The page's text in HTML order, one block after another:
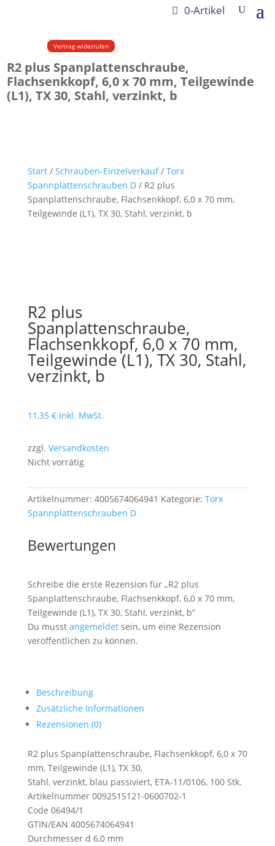
0-Artikel
Vertrag widerrufen
R2 plus Spanplattenschraube,
Flachsenkkopf, 6,0 x 70 mm, Teilgewinde
(L1), TX 30, Stahl, verzinkt, b
Start/ Schrauben-Einzelverkauf/ Torx
Spannplattenschrauben D/ R2 plus
Spanplattenschraube, Flachsenkkopf, 6,0 x 70 mm,
Teilgewinde (L1), TX 30, Stahl, verzinkt, b
R2 plus
Spanplattenschraube,
Flachsenkkopf, 6,0 x 70 mm,
Teilgewinde (L1), TX 30, Stahl,
verzinkt, b
11,35 € inkl. MwSt.
zzgl. Versandkosten
Nicht vorrätig
Artikelnummer: 4005674064941 Kategorie: Torx
Spannplattenschrauben D
Bewertungen
Schreibe die erste Rezension für „R2 plus
Spanplattenschraube, Flachsenkkopf, 6,0 x 70 mm,
Teilgewinde (L1), TX 30, Stahl, verzinkt, b“
Du musst angemeldetsein, um eine Rezension
veröffentlichen zu können.
Beschreibung
Zusätzliche Informationen
Rezensionen (0)
R2 plus Spanplattenschraube, Flachsenkkopf, 6,0 x 70
mm, Teilgewinde (L1), TX 30,
Stahl, verzinkt, blau passiviert, ETA-11/0106, 100 Stk.
Artikelnummer 009251S121-0600702-1
Code 06494/1
GTIN/EAN 4005674064941
Durchmesser d 6,0 mm